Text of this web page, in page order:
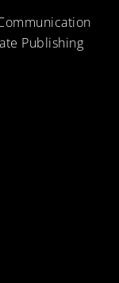
Publishing